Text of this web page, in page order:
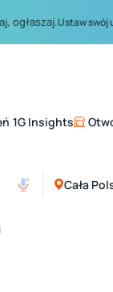
ogłaszaj.Ustaw swój
1G Insights
Cała